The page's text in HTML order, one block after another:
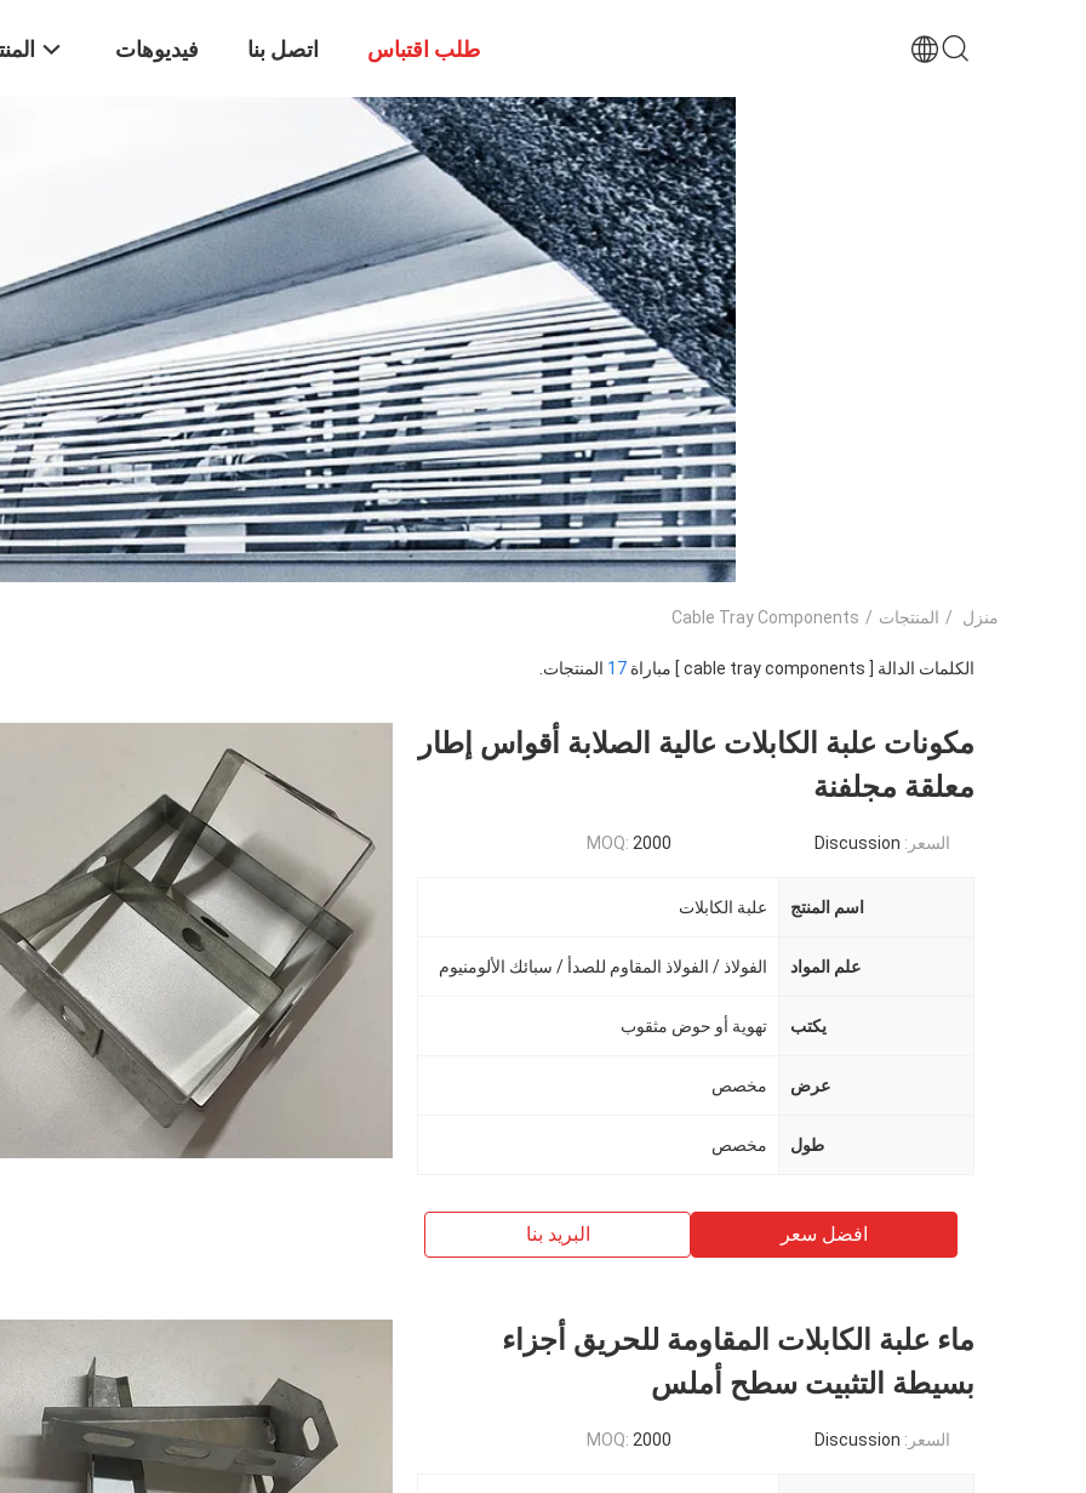
فيديوهات اتصل بنا طلب اقتباس
منزل / المنتجات /
Cable Tray Components
الكلمات الدالة [ cable tray components ] مباراة 17 المنتجات.
مكونات علبة الكابلات عالية الصلابة أقواس إطار
معلقة مجلفنة
السعر: Discussion
MOQ: 2000
اسم المنتج علبة الكابلات
علم المواد الفولاذ / الفولاذ المقاوم للصدأ / سبائك الألومنيوم
يكتب تهوية أو حوض مثقوب
عرض مخصص
طول مخصص
افضل سعر البريد بنا
ماء علبة الكابلات المقاومة للحريق أجزاء
بسيطة التثبيت سطح أملس
السعر: Discussion
MOQ: 2000